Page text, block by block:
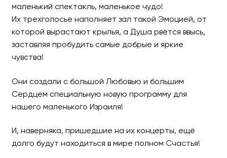
маленький спектакль, маленькое чудо!
Их трехголосье наполняет зал такой Эмоцией, от
которой вырастают крылья, а Душа рвётся ввысь,
заставляя пробудить самые добрые и яркие
чувства!
Они создали с большой Любовью и большим
Сердцем специальную новую программу для
нашего маленького Израиля!
И, наверняка, пришедшие на их концерты, ещё
долго будут находиться в мире полном Счастья!